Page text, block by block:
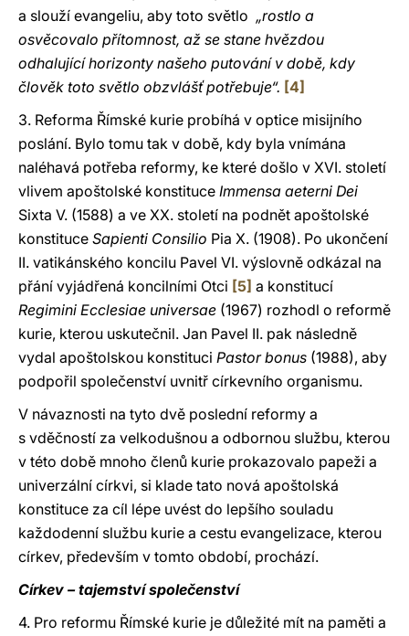
a slouží evangeliu, aby toto světlo „rostlo a
osvěcovalo přítomnost, až se stane hvězdou
odhalující horizonty našeho putování v době, kdy
člověk toto světlo obzvlášť potřebuje“. [4]
3. Reforma Římské kurie probíhá v optice misijního
poslání. Bylo tomu tak v době, kdy byla vnímána
naléhavá potřeba reformy, ke které došlo v XVI. století
vlivem apoštolské konstituce Immensa aeterni Dei
Sixta V. (1588) a ve XX. století na podnět apoštolské
konstituce Sapienti Consilio Pia X. (1908). Po ukončení
II. vatikánského koncilu Pavel VI. výslovně odkázal na
přání vyjádřená koncilními Otci [5] a konstitucí
Regimini Ecclesiae universae (1967) rozhodl o reformě
kurie, kterou uskutečnil. Jan Pavel II. pak následně
vydal apoštolskou konstituci Pastor bonus (1988), aby
podpořil společenství uvnitř církevního organismu.
V návaznosti na tyto dvě poslední reformy a
s vděčností za velkodušnou a odbornou službu, kterou
v této době mnoho členů kurie prokazovalo papeži a
univerzální církvi, si klade tato nová apoštolská
konstituce za cíl lépe uvést do lepšího souladu
každodenní službu kurie a cestu evangelizace, kterou
církev, především v tomto období, prochází.
Církev – tajemství společenství
4. Pro reformu Římské kurie je důležité mít na paměti a